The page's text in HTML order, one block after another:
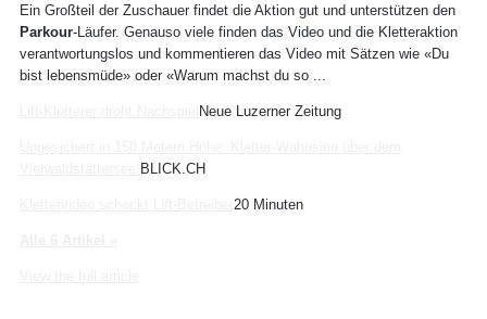
Ein Großteil der Zuschauer findet die Aktion gut und unterstützen den
Parkour-Läufer. Genauso viele finden das Video und die Kletteraktion
verantwortungslos und kommentieren das Video mit Sätzen wie «Du
bist lebensmüde» oder «Warum machst du so ...
Neue Luzerner Zeitung
BLICK.CH
20 Minuten